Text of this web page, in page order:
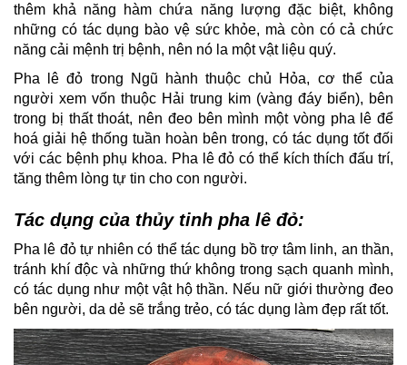
thêm khả năng hàm chứa năng lượng đặc biệt, không
những có tác dụng bào vệ sức khỏe, mà còn có cả chức
năng cải mệnh trị bệnh, nên nó la một vật liệu quý.
Pha lê đỏ trong Ngũ hành thuộc chủ Hỏa, cơ thể của
người xem vốn thuộc Hải trung kim (vàng đáy biển), bên
trong bị thất thoát, nên đeo bên mình một vòng pha lê để
hoá giải hệ thống tuần hoàn bên trong, có tác dụng tốt đối
với các bệnh phụ khoa. Pha lê đỏ có thể kích thích đấu trí,
tăng thêm lòng tự tin cho con người.
Tác dụng của thủy tinh pha lê đỏ:
Pha lê đỏ tự nhiên có thể tác dụng bồ trợ tâm linh, an thần,
tránh khí độc và những thứ không trong sạch quanh mình,
có tác dụng như một vật hộ thần. Nếu nữ giới thường đeo
bên người, da dẻ sẽ trắng trẻo, có tác dụng làm đẹp rất tốt.